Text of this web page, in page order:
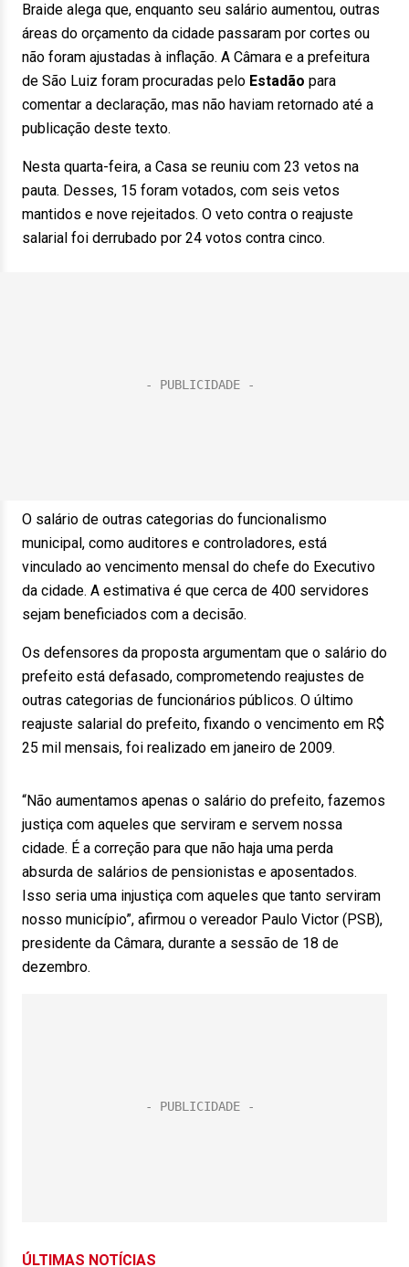
Braide alega que, enquanto seu salário aumentou, outras
áreas do orçamento da cidade passaram por cortes ou
não foram ajustadas à inflação. A Câmara e a prefeitura
de São Luiz foram procuradas pelo Estadão para
comentar a declaração, mas não haviam retornado até a
publicação deste texto.
Nesta quarta-feira, a Casa se reuniu com 23 vetos na
pauta. Desses, 15 foram votados, com seis vetos
mantidos e nove rejeitados. O veto contra o reajuste
salarial foi derrubado por 24 votos contra cinco.
O salário de outras categorias do funcionalismo
municipal, como auditores e controladores, está
vinculado ao vencimento mensal do chefe do Executivo
da cidade. A estimativa é que cerca de 400 servidores
sejam beneficiados com a decisão.
Os defensores da proposta argumentam que o salário do
prefeito está defasado, comprometendo reajustes de
outras categorias de funcionários públicos. O último
reajuste salarial do prefeito, fixando o vencimento em R$
25 mil mensais, foi realizado em janeiro de 2009.
“Não aumentamos apenas o salário do prefeito, fazemos
justiça com aqueles que serviram e servem nossa
cidade. É a correção para que não haja uma perda
absurda de salários de pensionistas e aposentados.
Isso seria uma injustiça com aqueles que tanto serviram
nosso município”, afirmou o vereador Paulo Victor (PSB),
presidente da Câmara, durante a sessão de 18 de
dezembro.